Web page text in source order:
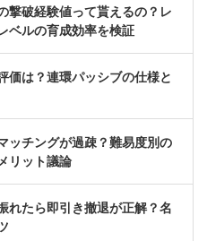
撃破経験値って貰えるの？レ
ベルの育成効率を検証
価は？連環パッシブの仕様と
ッチングが過疎？難易度別の
リット議論
れたら即引き撤退が正解？名